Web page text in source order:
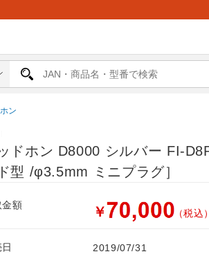
ン
ドホン D8000 シルバー FI-
型 /φ3.5mm ミニプラグ］
金額 ￥ （税込）
2019/07/31